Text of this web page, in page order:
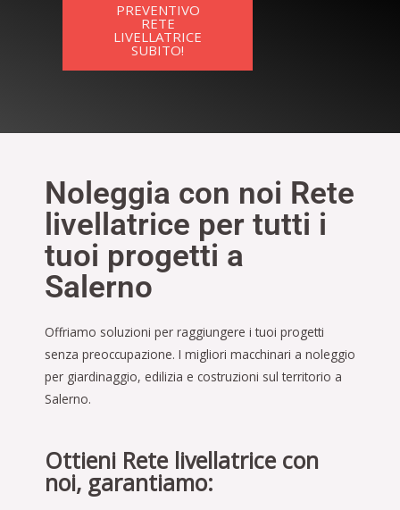
PREVENTIVO
RETE
LIVELLATRICE
SUBITO!
Noleggia con noi Rete
livellatrice per tutti i
tuoi progetti a
Salerno
Offriamo soluzioni per raggiungere i tuoi progetti
senza preoccupazione. I migliori macchinari a noleggio
per giardinaggio, edilizia e costruzioni sul territorio a
Salerno.
Ottieni Rete livellatrice con
noi, garantiamo: